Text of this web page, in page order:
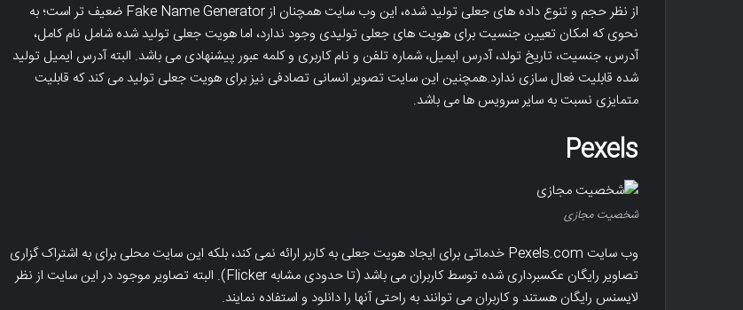
از نظر حجم و تنوع داده های جعلی تولید شده، این وب سایت همچنان از Fake Name Generator ضعیف تر است؛ به
نحوی که امکان تعیین جنسیت برای هویت های جعلی تولیدی وجود ندارد، اما هویت جعلی تولید شده شامل نام کامل،
آدرس، جنسیت، تاریخ تولد، آدرس ایمیل، شماره تلفن و نام کاربری و کلمه عبور پیشنهادی می باشد. البته آدرس ایمیل تولید
شده قابلیت فعال سازی ندارد.همچنین این سایت تصویر انسانی تصادفی نیز برای هویت جعلی تولید می کند که قابلیت
متمایزی نسبت به سایر سرویس ها می باشد.
Pexels
شخصیت مجازی
وب سایت Pexels.com خدماتی برای ایجاد هویت جعلی به کاربر ارائه نمی کند، بلکه این سایت محلی برای به اشتراک گزاری
تصاویر رایگان عکسبرداری شده توسط کاربران می باشد (تا حدودی مشابه Flicker). البته تصاویر موجود در این سایت از نظر
لایسنس رایگان هستند و کاربران می توانند به راحتی آنها را دانلود و استفاده نمایند.